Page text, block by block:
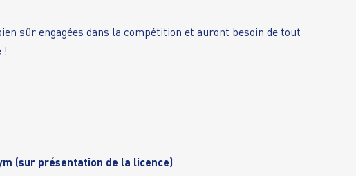
sûr engagées dans la compétition et auront besoin de tout
!
(sur présentation de la licence)